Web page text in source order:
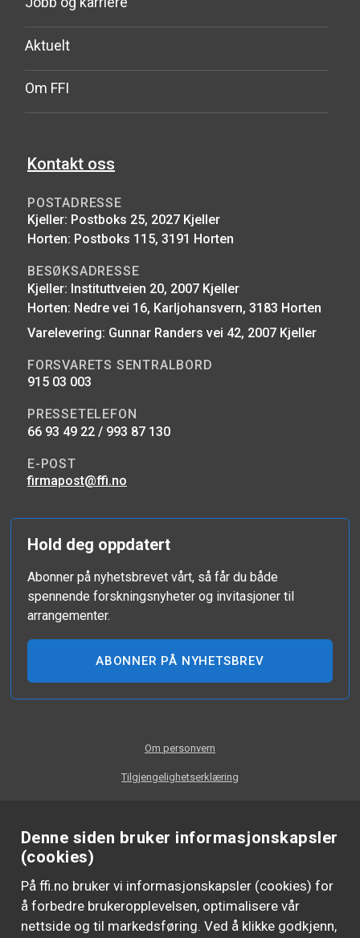
Denne siden bruker informasjonskapsler
(cookies)
På ffi.no bruker vi informasjonskapsler (cookies) for
å forbedre brukeropplevelsen, optimalisere vår
nettside og til markedsføring. Ved å klikke godkjenn,
Aktuelt
Om FFI
Kontakt oss
POSTADRESSE
Kjeller: Postboks 25, 2027 Kjeller
Horten: Postboks 115, 3191 Horten
BESØKSADRESSE
Kjeller: Instituttveien 20, 2007 Kjeller
Horten: Nedre vei 16, Karljohansvern, 3183 Horten
Varelevering: Gunnar Randers vei 42, 2007 Kjeller
FORSVARETS SENTRALBORD
915 03 003
PRESSETELEFON
66 93 49 22 / 993 87 130
E-POST
firmapost@ffi.no
Hold deg oppdatert
Abonner på nyhetsbrevet vårt, så får du både
spennende forskningsnyheter og invitasjoner til
arrangementer.
ABONNER PÅ NYHETSBREV
Om personvern
Tilgjengelighetserklæring